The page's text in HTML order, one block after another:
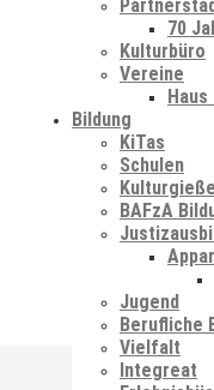
70
Kulturbüro
Vereine
Bildung
KiTas
Schulen
BAFzA
Jugend
Berufliche
Vielfalt
Integreat